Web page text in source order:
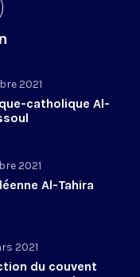
2021
catholique Al-
2021
Al-Tahira
2021
du couvent